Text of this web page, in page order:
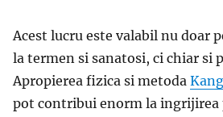
Acest lucru este valabil nu doar
la termen si sanatosi, ci chiar si
Apropierea fizica si metoda
pot contribui enorm la ingrijirea